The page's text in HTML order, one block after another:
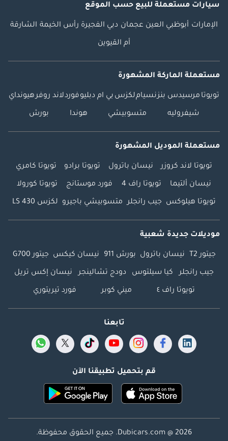
سيارات مستعملة للبيع حسب الموقع
الإمارات أبوظبي العين عجمان دبي الفجيرة رأس الخيمة الشارقة
أم القيوين
مستعملة الماركة المشهورة
تويوتا مرسيدس بنزنسياملكزس بي ام دبليوفوردلاند روفرهيونداي
شيفروليه متسوبيشي هوندا بورش
مستعملة الموديل المشهورة
تويوتا لاند كروزر نيسان باترول تويوتا برادو تويوتا كامري
نيسان ألتيما تويوتا راف 4 فورد موستانج تويوتا كورولا
تويوتا هيلوكس جيب رانجلر متسوبيشي باجيرو لكزس LS 430
موديلات جديدة شعبية
جيتور T2 نيسان باترول بورش 911 نيسان كيكس جيتور G700
جيب رانجلر كيا سيلتوس دودج تشالينجر نيسان إكس تريل
تويوتا راف ٤ ميني كوبر فورد تيريتوري
تابعنا
قم بتحميل تطبيقنا الآن
Dubicars.com @ 2026. جميع الحقوق محفوظة.